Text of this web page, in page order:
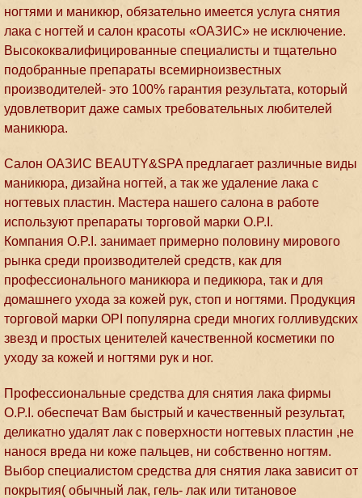
ногтями и маникюр, обязательно имеется услуга снятия
лака с ногтей и салон красоты «ОАЗИС» не исключение.
Высококвалифицированные специалисты и тщательно
подобранные препараты всемирноизвестных
производителей- это 100% гарантия результата, который
удовлетворит даже самых требовательных любителей
маникюра.
Салон ОАЗИС BEAUTY&SPA предлагает различные виды
маникюра, дизайна ногтей, а так же удаление лака с
ногтевых пластин. Мастера нашего салона в работе
используют препараты торговой марки O.P.I.
Компания O.P.I. занимает примерно половину мирового
рынка среди производителей средств, как для
профессионального маникюра и педикюра, так и для
домашнего ухода за кожей рук, стоп и ногтями. Продукция
торговой марки OPI популярна среди многих голливудских
звезд и простых ценителей качественной косметики по
уходу за кожей и ногтями рук и ног.
Профессиональные средства для снятия лака фирмы
O.P.I. обеспечат Вам быстрый и качественный результат,
деликатно удалят лак с поверхности ногтевых пластин ,не
нанося вреда ни коже пальцев, ни собственно ногтям.
Выбор специалистом средства для снятия лака зависит от
покрытия( обычный лак, гель- лак или титановое